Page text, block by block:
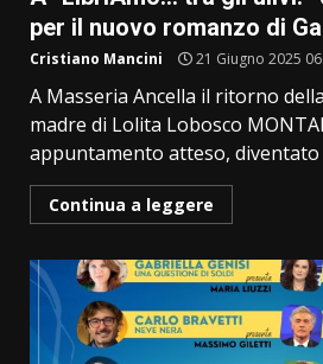
per il nuovo romanzo di
Cristiano Mancini 21 Giugno 2025
A Masseria Ancella il ritorno
madre di Lolita Lobosco
appuntamento atteso, diventato
Continua a leggere